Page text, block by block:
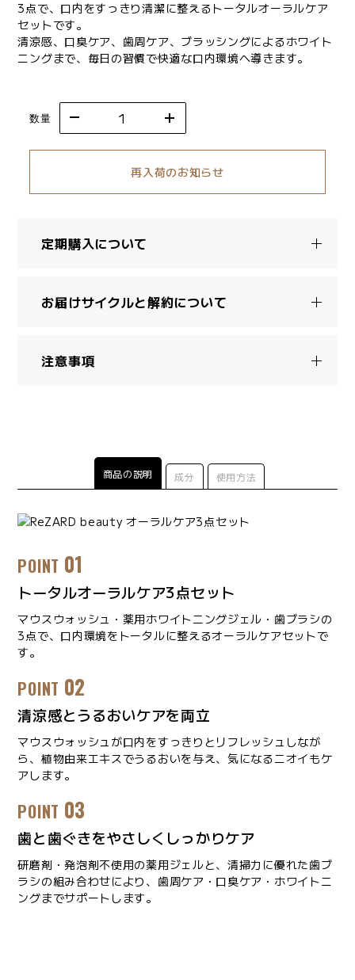
3点で、口内をすっきり清潔に整えるトータルオーラルケア
セットです。
清涼感、口臭ケア、歯周ケア、ブラッシングによるホワイト
ニングまで、毎日の習慣で快適な口内環境へ導きます。
数量
再入荷のお知らせ
定期購入について
お届けサイクルと解約について
注意事項
商品の説明 成分 使用方法
POINT 01
トータルオーラルケア3点セット
マウスウォッシュ・薬用ホワイトニングジェル・歯ブラシの
3点で、口内環境をトータルに整えるオーラルケアセットで
す。
POINT 02
清涼感とうるおいケアを両立
マウスウォッシュが口内をすっきりとリフレッシュしなが
ら、植物由来エキスでうるおいを与え、気になるニオイもケ
アします。
POINT 03
歯と歯ぐきをやさしくしっかりケア
研磨剤・発泡剤不使用の薬用ジェルと、清掃力に優れた歯ブ
ラシの組み合わせにより、歯周ケア・口臭ケア・ホワイトニ
ングまでサポートします。